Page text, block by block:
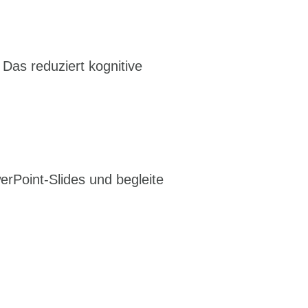
reduziert kognitive
Slides und begleite